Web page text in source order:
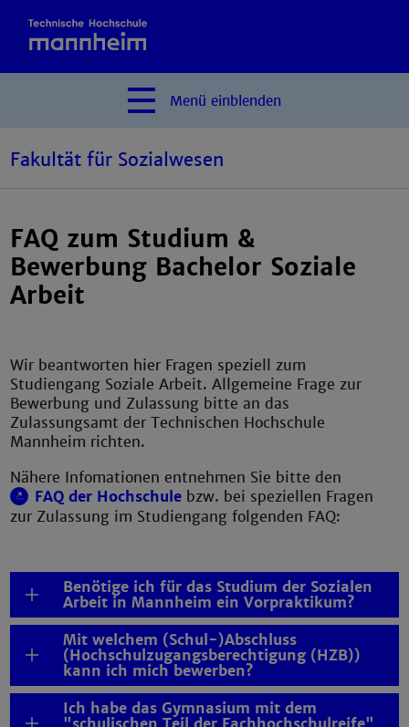
Menü einblenden
Fakultät für Sozialwesen
FAQ zum Studium &
Bewerbung Bachelor Soziale
Arbeit
Wir beantworten hier Fragen speziell zum
Studiengang Soziale Arbeit. Allgemeine Frage zur
Bewerbung und Zulassung bitte an das
Zulassungsamt der Technischen Hochschule
Mannheim richten.
Nähere Infomationen entnehmen Sie bitte den
FAQ der Hochschule bzw. bei speziellen Fragen
zur Zulassung im Studiengang folgenden FAQ:
Benötige ich für das Studium der Sozialen
Arbeit in Mannheim ein Vorpraktikum?
Mit welchem (Schul-)Abschluss
(Hochschulzugangsberechtigung (HZB))
kann ich mich bewerben?
Ich habe das Gymnasium mit dem